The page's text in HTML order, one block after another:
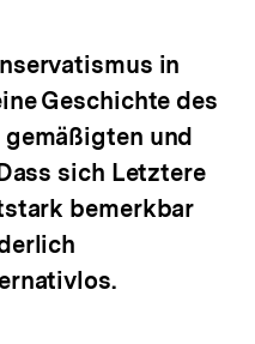
in
Geschichte des
und
sich Letztere
bemerkbar